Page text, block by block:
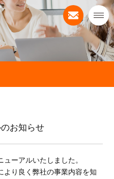
お知らせ
ーアルいたしました。
より良く弊社の事業内容を知